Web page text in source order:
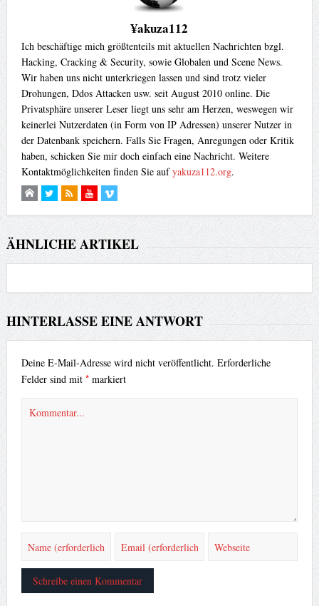
¥akuza112
Ich beschäftige mich größtenteils mit aktuellen Nachrichten bzgl.
Hacking, Cracking & Security, sowie Globalen und Scene News.
Wir haben uns nicht unterkriegen lassen und sind trotz vieler
Drohungen, Ddos Attacken usw. seit August 2010 online. Die
Privatsphäre unserer Leser liegt uns sehr am Herzen, weswegen wir
keinerlei Nutzerdaten (in Form von IP Adressen) unserer Nutzer in
der Datenbank speichern. Falls Sie Fragen, Anregungen oder Kritik
haben, schicken Sie mir doch einfach eine Nachricht. Weitere
Kontaktmöglichkeiten finden Sie aufyakuza112.org.
ÄHNLICHE ARTIKEL
HINTERLASSE EINE ANTWORT
Deine E-Mail-Adresse wird nicht veröffentlicht. Erforderliche
Felder sind mit *markiert